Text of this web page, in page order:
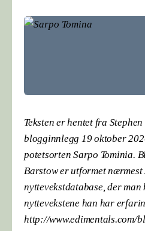
Teksten er hentet fra
blogginnlegg 19 oktober
potetsorten Sarpo Tominia.
Barstow er utformet nærmest
nyttevekstdatabase, der man
nyttevekstene han har
http://www.edimentals.com/